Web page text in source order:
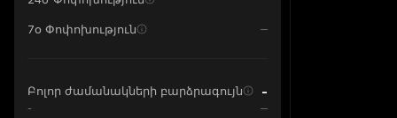
7օ Փոփոխություն
Բոլոր ժամանակների բարձրագույն -
-